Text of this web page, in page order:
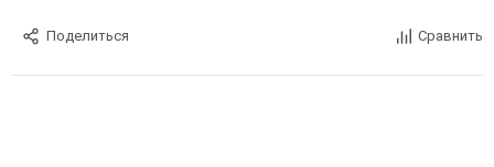
Поделиться Сравнить